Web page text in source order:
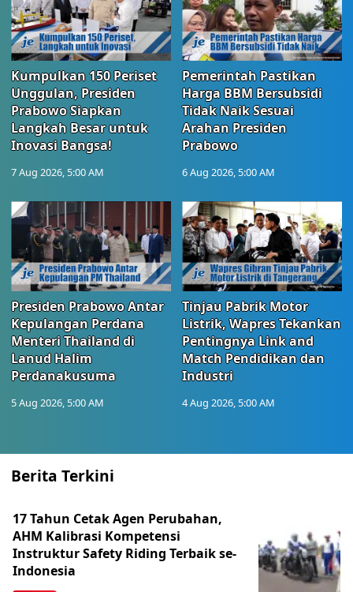
Kumpulkan 150 Periset
Unggulan, Presiden
Prabowo Siapkan
Langkah Besar untuk
Inovasi Bangsa!
7 Aug 2026, 5:00 AM
Pemerintah Pastikan
Harga BBM Bersubsidi
Tidak Naik Sesuai
Arahan Presiden
Prabowo
6 Aug 2026, 5:00 AM
Presiden Prabowo Antar
Kepulangan Perdana
Menteri Thailand di
Lanud Halim
Perdanakusuma
5 Aug 2026, 5:00 AM
Tinjau Pabrik Motor
Listrik, Wapres Tekankan
Pentingnya Link and
Match Pendidikan dan
Industri
4 Aug 2026, 5:00 AM
Berita Terkini
17 Tahun Cetak Agen Perubahan,
AHM Kalibrasi Kompetensi
Instruktur Safety Riding Terbaik se-
Indonesia